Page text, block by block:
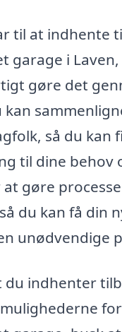
til at indhente
garage i Laven,
gøre det
så du kan
til dine behov
gøre
du kan få din
unødvendige
du indhenter